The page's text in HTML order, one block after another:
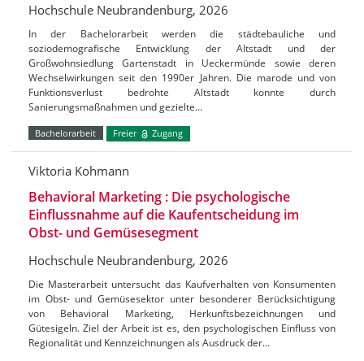
Hochschule Neubrandenburg, 2026
In der Bachelorarbeit werden die städtebauliche und
soziodemografische Entwicklung der Altstadt und der
Großwohnsiedlung Gartenstadt in Ueckermünde sowie deren
Wechselwirkungen seit den 1990er Jahren. Die marode und von
Funktionsverlust bedrohte Altstadt konnte durch
Sanierungsmaßnahmen und gezielte…
Bachelorarbeit Freier Zugang
Viktoria Kohmann
Behavioral Marketing : Die psychologische
Einflussnahme auf die Kaufentscheidung im
Obst- und Gemüsesegment
Hochschule Neubrandenburg, 2026
Die Masterarbeit untersucht das Kaufverhalten von Konsumenten
im Obst- und Gemüsesektor unter besonderer Berücksichtigung
von Behavioral Marketing, Herkunftsbezeichnungen und
Gütesigeln. Ziel der Arbeit ist es, den psychologischen Einfluss von
Regionalität und Kennzeichnungen als Ausdruck der…